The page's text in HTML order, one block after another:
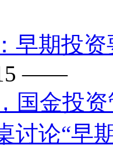
早期投
——
国金投
讨论“早